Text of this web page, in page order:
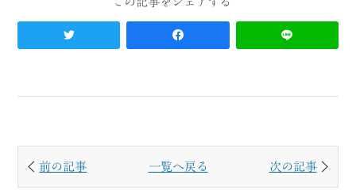
前の記事 一覧へ戻る 次の記事